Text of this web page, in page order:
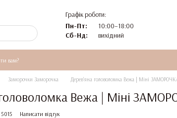
Графік роботи:
Пн-Пт:
10:00–18:00
Сб-Нд:
вихідний
вам?
Заморочки Заморочка Дерев'яна головоломка Вежа | Міні
Вежа | Міні
Написати відгук